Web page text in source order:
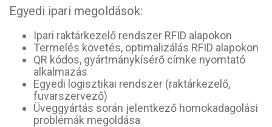
Egyedi ipari megoldások:
Ipari raktárkezelő rendszer RFID alapokon
Termelés követés, optimalizálás RFID alapokon
QR kódos, gyártmánykísérő címke nyomtató
alkalmazás
Egyedi logisztikai rendszer (raktárkezelő,
fuvarszervező)
Üveggyártás során jelentkező homokadagolási
problémák megoldása